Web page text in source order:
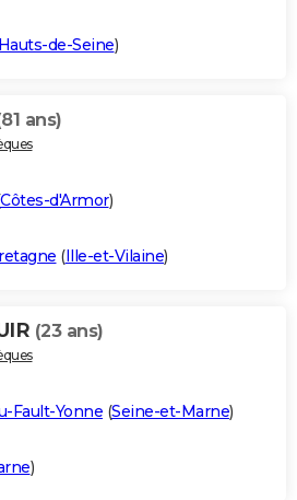
de-Seine)
ans)
Côtes-d'Armor)
(Ille-et-Vilaine)
(23 ans)
Fault-Yonne (Seine-et-Marne)
)